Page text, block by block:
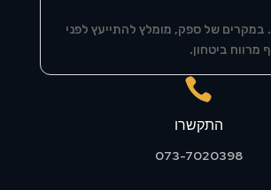
של ספק, מומלץ להתייעץ לפני
מרווח ביטחון.

התקשרו
073-7020398